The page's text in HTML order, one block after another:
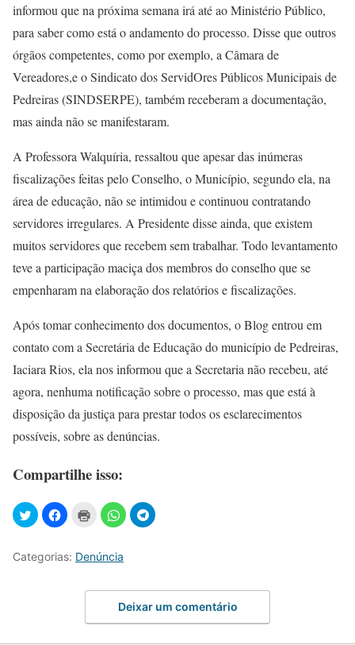
informou que na próxima semana irá até ao Ministério Público,
para saber como está o andamento do processo. Disse que outros
órgãos competentes, como por exemplo, a Câmara de
Vereadores,e o Sindicato dos ServidOres Públicos Municipais de
Pedreiras (SINDSERPE), também receberam a documentação,
mas ainda não se manifestaram.
A Professora Walquíria, ressaltou que apesar das inúmeras
fiscalizações feitas pelo Conselho, o Município, segundo ela, na
área de educação, não se intimidou e continuou contratando
servidores irregulares. A Presidente disse ainda, que existem
muitos servidores que recebem sem trabalhar. Todo levantamento
teve a participação maciça dos membros do conselho que se
empenharam na elaboração dos relatórios e fiscalizações.
Após tomar conhecimento dos documentos, o Blog entrou em
contato com a Secretária de Educação do município de Pedreiras,
Iaciara Rios, ela nos informou que a Secretaria não recebeu, até
agora, nenhuma notificação sobre o processo, mas que está à
disposição da justiça para prestar todos os esclarecimentos
possíveis, sobre as denúncias.
Compartilhe isso:
Categorias: Denúncia
Deixar um comentário